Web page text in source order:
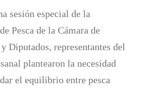
sesión especial de la
Pesca de la Cámara de
Diputados, representantes del
plantearon la necesidad
el equilibrio entre pesca